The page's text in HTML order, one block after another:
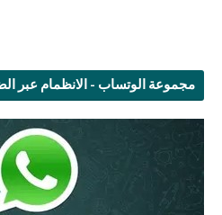
مجموعة الوتساب - الانظمام عبر